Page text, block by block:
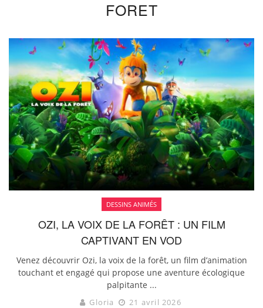
FORET
DESSINS ANIMÉS
OZI, LA VOIX DE LA FORÊT : UN FILM
CAPTIVANT EN VOD
Venez découvrir Ozi, la voix de la forêt, un film d’animation
touchant et engagé qui propose une aventure écologique
palpitante ...
Gloria 21 avril 2026